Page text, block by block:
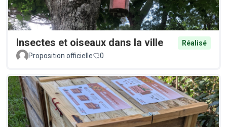
Insectes et oiseaux dans la ville
Réalisé
Proposition officielle
0